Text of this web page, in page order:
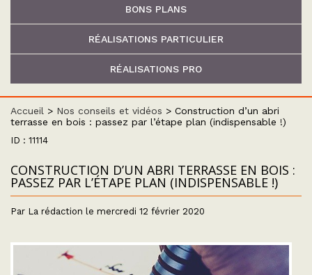
BONS PLANS
RÉALISATIONS PARTICULIER
RÉALISATIONS PRO
Accueil > Nos conseils et vidéos > Construction d’un abri
terrasse en bois : passez par l’étape plan (indispensable !)
ID : 11114
CONSTRUCTION D’UN ABRI TERRASSE EN BOIS :
PASSEZ PAR L’ÉTAPE PLAN (INDISPENSABLE !)
Par La rédaction le mercredi 12 février 2020